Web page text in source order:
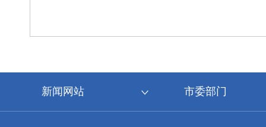
新闻网站 市委部门